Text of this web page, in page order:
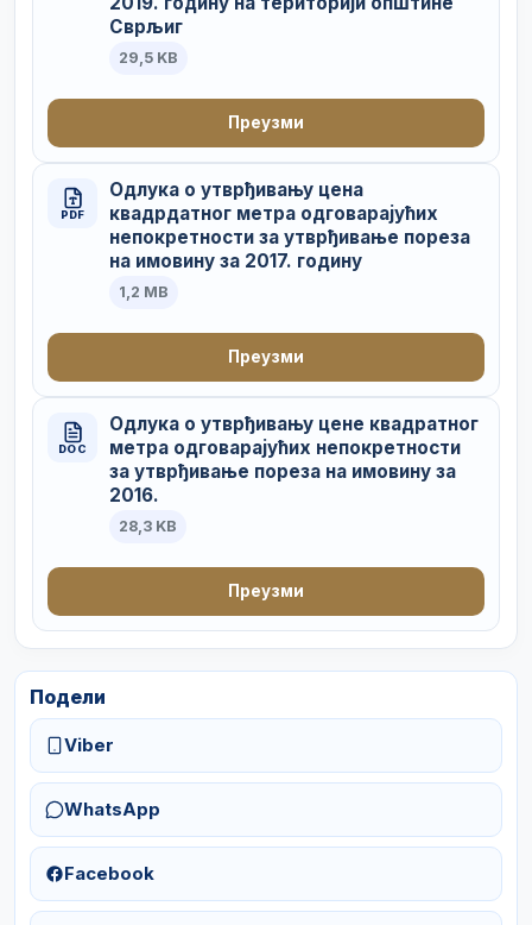
Сврљиг
29,5 KB
Преузми
PDF
Одлука о утврђивању цена
квадрдатног метра одговарајућих
непокретности за утврђивање пореза
на имовину за 2017. годину
1,2 MB
Преузми
DOC
Одлука о утврђивању цене квадратног
метра одговарајућих непокретности
за утврђивање пореза на имовину за
2016.
28,3 KB
Преузми
Подели
Viber
WhatsApp
Facebook